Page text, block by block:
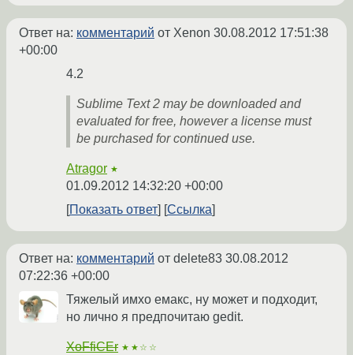
Ответ на: комментарий от Xenon 30.08.2012 17:51:38
+00:00
4.2
Sublime Text 2 may be downloaded and
evaluated for free, however a license must
be purchased for continued use.
Atragor ★
01.09.2012 14:32:20 +00:00
Показать ответ
Ссылка
Ответ на: комментарий от delete83 30.08.2012
07:22:36 +00:00
Тяжелый имхо емакс, ну может и подходит,
но лично я предпочитаю gedit.
XoFfiCEr ★★☆☆